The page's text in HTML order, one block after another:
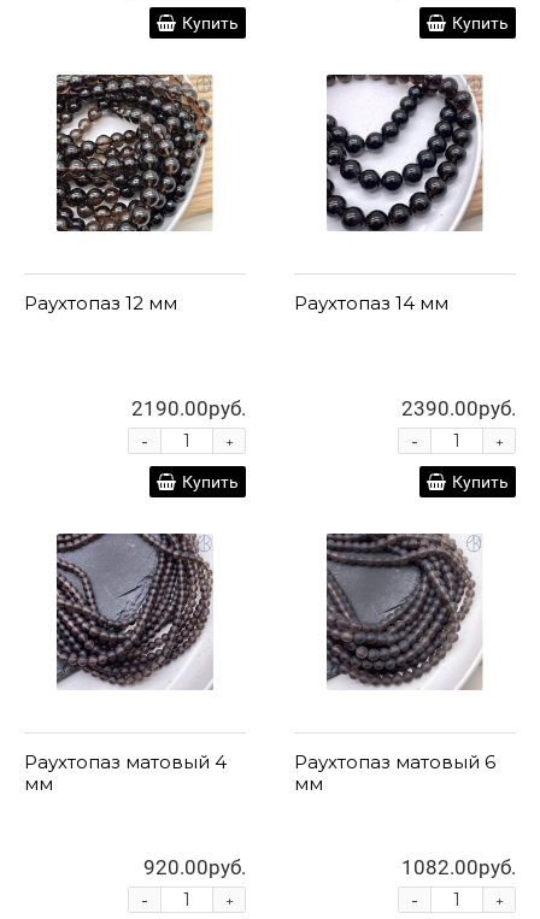
Купить Купить
Раухтопаз 12 мм
2190.00руб.
+
-
Купить
Раухтопаз 14 мм
2390.00руб.
+
-
Купить
Раухтопаз матовый 4
мм
920.00руб.
+
-
Раухтопаз матовый 6
мм
1082.00руб.
+
-